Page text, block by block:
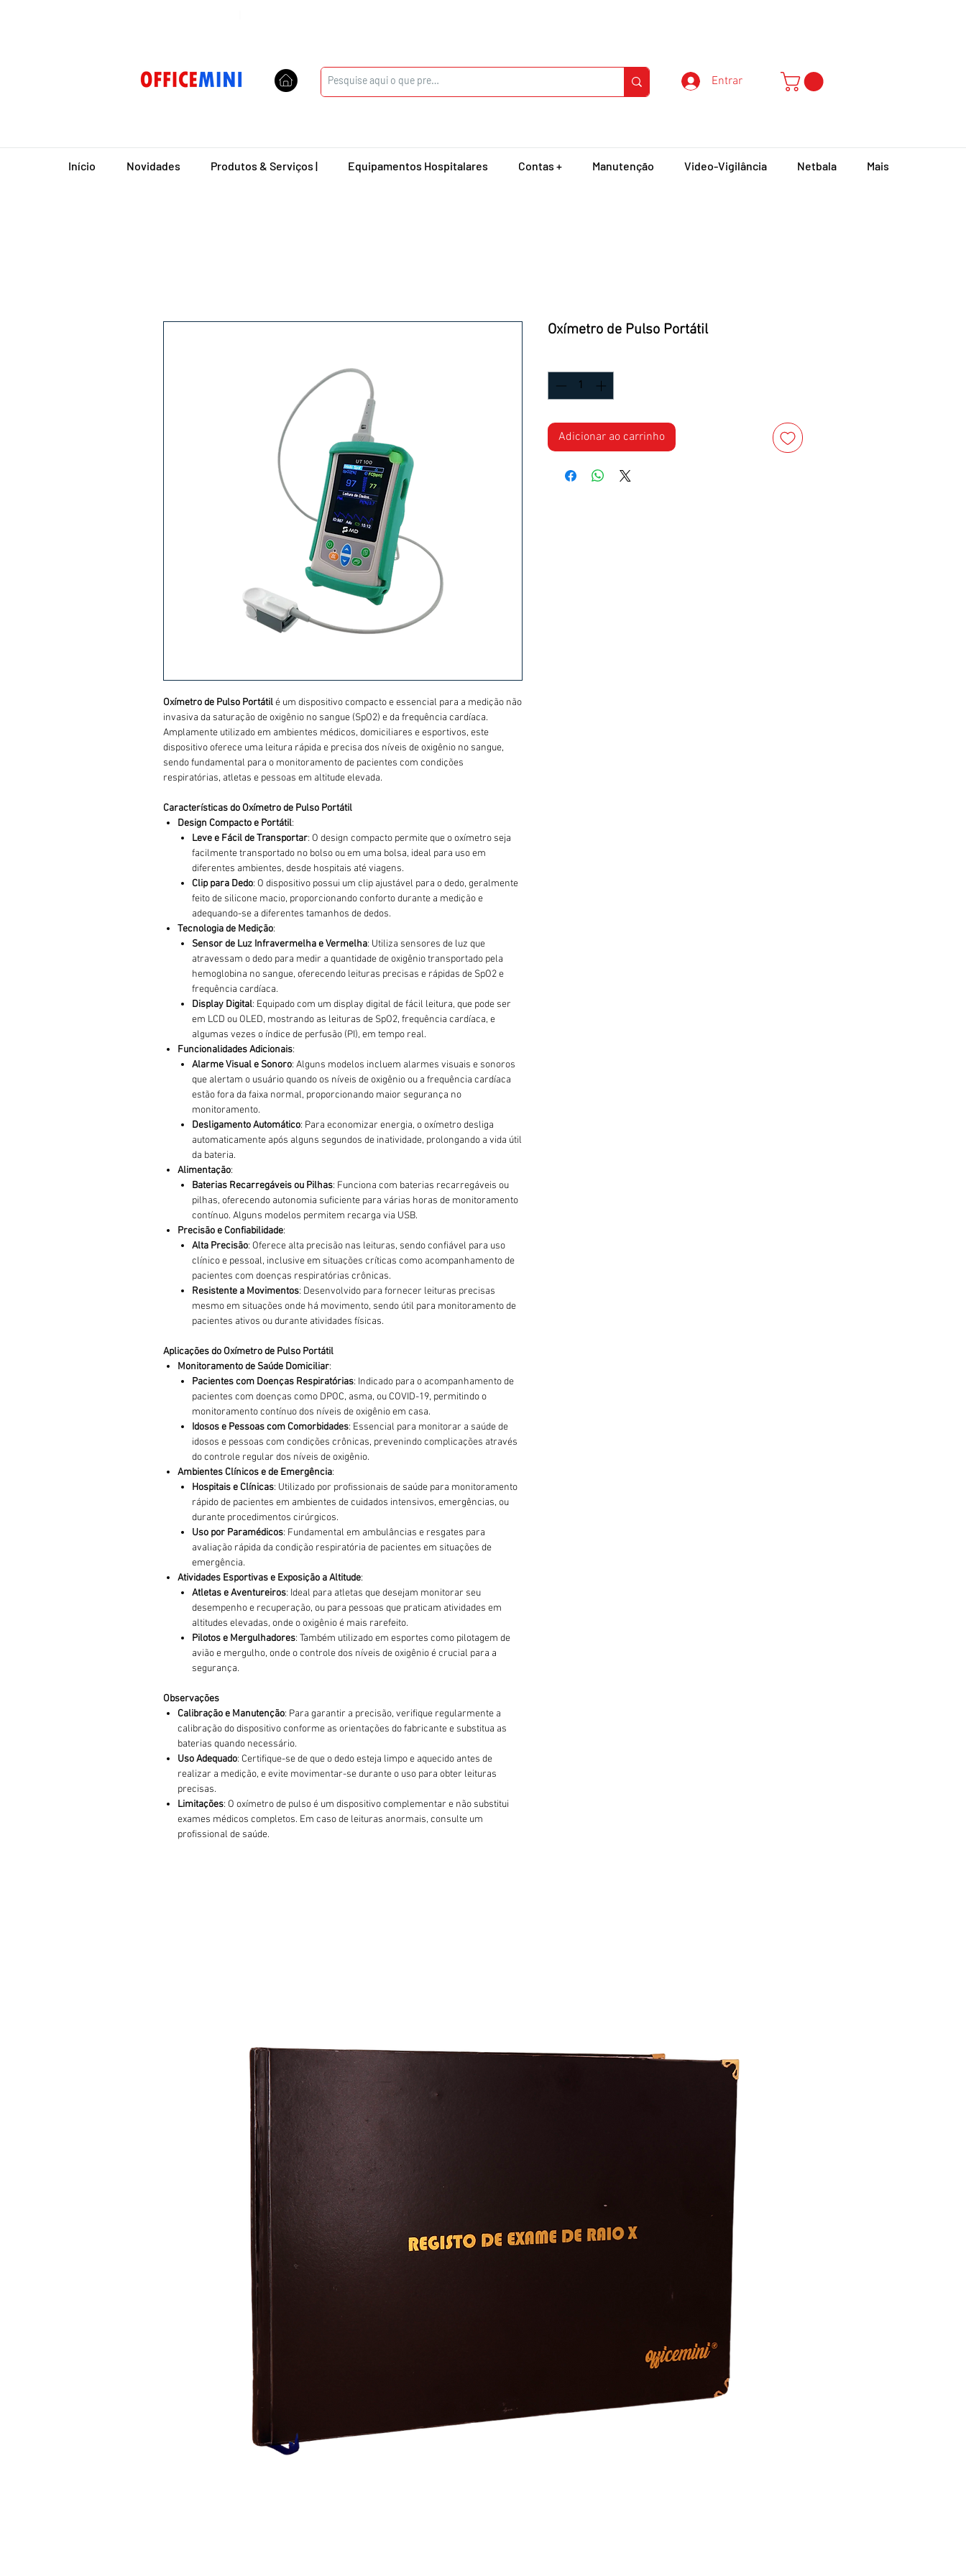
Entrar
Início Novidades Produtos & Serviços | Equipamentos Hospitalares Contas + Manutenção Video-Vigilância Netbala Mais
Oxímetro de Pulso Portátilé um dispositivo compacto e essencial para a medição não
invasiva da saturação de oxigênio no sangue (SpO2) e da frequência cardíaca.
Amplamente utilizado em ambientes médicos, domiciliares e esportivos, este
dispositivo oferece uma leitura rápida e precisa dos níveis de oxigênio no sangue,
sendo fundamental para o monitoramento de pacientes com condições
respiratórias, atletas e pessoas em altitude elevada.
Características do Oxímetro de Pulso Portátil
Design Compacto e Portátil:
Leve e Fácil de Transportar: O design compacto permite que o oxímetro seja
facilmente transportado no bolso ou em uma bolsa, ideal para uso em
diferentes ambientes, desde hospitais até viagens.
Clip para Dedo: O dispositivo possui um clip ajustável para o dedo, geralmente
feito de silicone macio, proporcionando conforto durante a medição e
adequando-se a diferentes tamanhos de dedos.
Tecnologia de Medição:
Sensor de Luz Infravermelha e Vermelha: Utiliza sensores de luz que
atravessam o dedo para medir a quantidade de oxigênio transportado pela
hemoglobina no sangue, oferecendo leituras precisas e rápidas de SpO2 e
frequência cardíaca.
Display Digital: Equipado com um display digital de fácil leitura, que pode ser
em LCD ou OLED, mostrando as leituras de SpO2, frequência cardíaca, e
algumas vezes o índice de perfusão (PI), em tempo real.
Funcionalidades Adicionais:
Alarme Visual e Sonoro: Alguns modelos incluem alarmes visuais e sonoros
que alertam o usuário quando os níveis de oxigênio ou a frequência cardíaca
estão fora da faixa normal, proporcionando maior segurança no
monitoramento.
Desligamento Automático: Para economizar energia, o oxímetro desliga
automaticamente após alguns segundos de inatividade, prolongando a vida útil
da bateria.
Alimentação:
Baterias Recarregáveis ou Pilhas: Funciona com baterias recarregáveis ou
pilhas, oferecendo autonomia suficiente para várias horas de monitoramento
contínuo. Alguns modelos permitem recarga via USB.
Precisão e Confiabilidade:
Alta Precisão: Oferece alta precisão nas leituras, sendo confiável para uso
clínico e pessoal, inclusive em situações críticas como acompanhamento de
pacientes com doenças respiratórias crônicas.
Resistente a Movimentos: Desenvolvido para fornecer leituras precisas
mesmo em situações onde há movimento, sendo útil para monitoramento de
pacientes ativos ou durante atividades físicas.
Aplicações do Oxímetro de Pulso Portátil
Monitoramento de Saúde Domiciliar:
Pacientes com Doenças Respiratórias: Indicado para o acompanhamento de
pacientes com doenças como DPOC, asma, ou COVID-19, permitindo o
monitoramento contínuo dos níveis de oxigênio em casa.
Idosos e Pessoas com Comorbidades: Essencial para monitorar a saúde de
idosos e pessoas com condições crônicas, prevenindo complicações através
do controle regular dos níveis de oxigênio.
Ambientes Clínicos e de Emergência:
Hospitais e Clínicas: Utilizado por profissionais de saúde para monitoramento
rápido de pacientes em ambientes de cuidados intensivos, emergências, ou
durante procedimentos cirúrgicos.
Uso por Paramédicos: Fundamental em ambulâncias e resgates para
avaliação rápida da condição respiratória de pacientes em situações de
emergência.
Atividades Esportivas e Exposição a Altitude:
Atletas e Aventureiros: Ideal para atletas que desejam monitorar seu
desempenho e recuperação, ou para pessoas que praticam atividades em
altitudes elevadas, onde o oxigênio é mais rarefeito.
Pilotos e Mergulhadores: Também utilizado em esportes como pilotagem de
avião e mergulho, onde o controle dos níveis de oxigênio é crucial para a
segurança.
Observações
Calibração e Manutenção: Para garantir a precisão, verifique regularmente a
calibração do dispositivo conforme as orientações do fabricante e substitua as
baterias quando necessário.
Uso Adequado: Certifique-se de que o dedo esteja limpo e aquecido antes de
realizar a medição, e evite movimentar-se durante o uso para obter leituras
precisas.
Limitações: O oxímetro de pulso é um dispositivo complementar e não substitui
exames médicos completos. Em caso de leituras anormais, consulte um
profissional de saúde.
Oxímetro de Pulso Portátil
Adicionar ao carrinho